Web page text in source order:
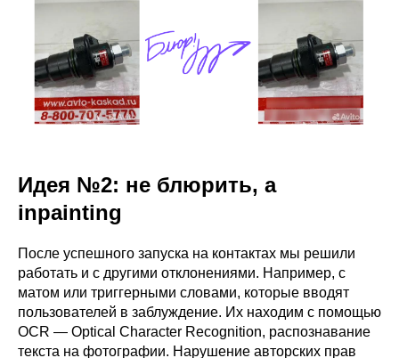
Идея №2: не блюрить, а
inpainting
После успешного запуска на контактах мы решили
работать и с другими отклонениями. Например, с
матом или триггерными словами, которые вводят
пользователей в заблуждение. Их находим с помощью
OCR — Optical Character Recognition, распознавание
текста на фотографии. Нарушение авторских прав